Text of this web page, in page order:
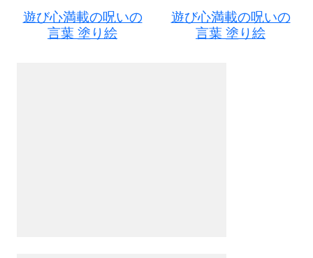
遊び心満載の呪いの
言葉 塗り絵
遊び心満載の呪いの
言葉 塗り絵